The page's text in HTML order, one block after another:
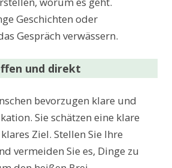
Geschichten oder
Gespräch verwässern.
und direkt
bevorzugen klare und
Sie schätzen eine klare
Ziel. Stellen Sie Ihre
vermeiden Sie es, Dinge zu